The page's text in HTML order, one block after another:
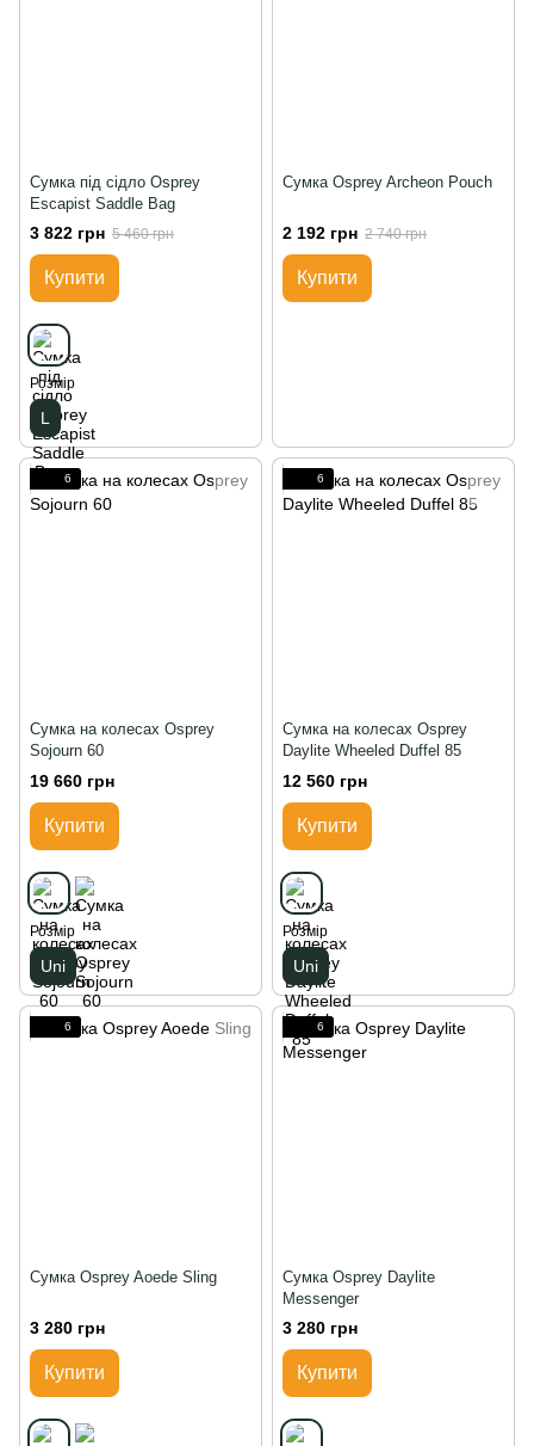
Сумка під сідло Osprey
Escapist Saddle Bag
3 822 грн 5 460 грн
Купити
Розмір
L
Сумка Osprey Archeon Pouch
2 192 грн 2 740 грн
Купити
6
Сумка на колесах Osprey
Sojourn 60
19 660 грн
Купити
Розмір
Uni
6
Сумка на колесах Osprey
Daylite Wheeled Duffel 85
12 560 грн
Купити
Розмір
Uni
6
Сумка Osprey Aoede Sling
3 280 грн
Купити
6
Сумка Osprey Daylite
Messenger
3 280 грн
Купити